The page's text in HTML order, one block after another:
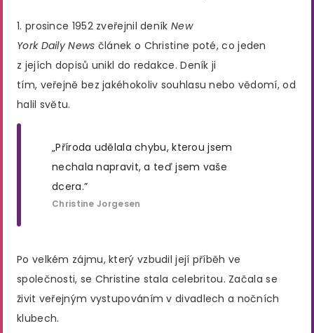
1. prosince 1952 zveřejnil deník New
York Daily News článek o Christine poté, co jeden
z jejích dopisů unikl do redakce. Deník ji
tím, veřejně bez jakéhokoliv souhlasu nebo vědomí, od
halil světu.
„Příroda udělala chybu, kterou jsem
nechala napravit, a teď jsem vaše
dcera.”
Christine Jorgesen
Po velkém zájmu, který vzbudil její příběh ve
společnosti, se Christine stala celebritou. Začala se
živit veřejným vystupováním v divadlech a nočních
klubech.